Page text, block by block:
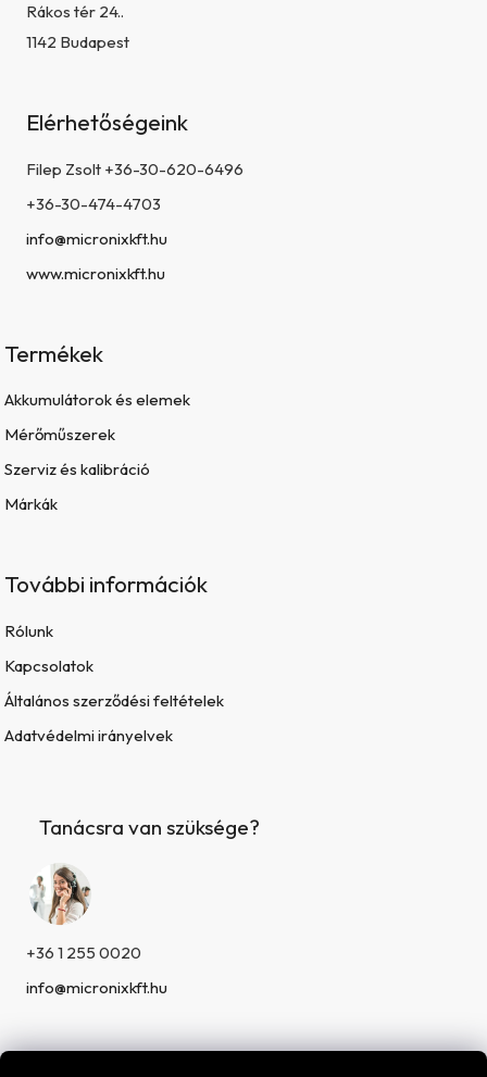
Rákos tér 24..
1142 Budapest
Elérhetőségeink
Filep Zsolt +36-30-620-6496
+36-30-474-4703
info@micronixkft.hu
www.micronixkft.hu
Termékek
Akkumulátorok és elemek
Mérőműszerek
Szerviz és kalibráció
Márkák
További információk
Rólunk
Kapcsolatok
Általános szerződési feltételek
Adatvédelmi irányelvek
Tanácsra van szüksége?
+36 1 255 0020
info@micronixkft.hu